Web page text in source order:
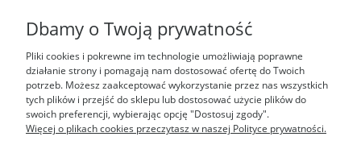
grzewczym
44,99 zł
do koszyka
Dbamy o Twoją prywatność
Pliki cookies i pokrewne im technologie umożliwiają poprawne
działanie strony i pomagają nam dostosować ofertę do Twoich
potrzeb. Możesz zaakceptować wykorzystanie przez nas wszystkich
tych plików i przejść do sklepu lub dostosować użycie plików do
swoich preferencji, wybierając opcję "Dostosuj zgody".
Więcej o plikach cookies przeczytasz w naszej Polityce prywatności.